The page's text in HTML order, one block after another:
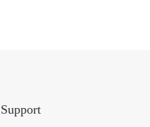
Support